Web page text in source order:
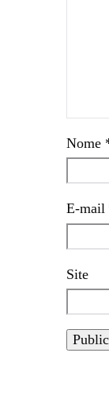
Nome
E-mail
Site